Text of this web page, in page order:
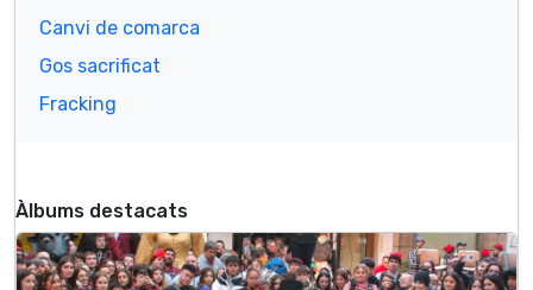
Canvi de comarca
Gos sacrificat
Fracking
Àlbums destacats